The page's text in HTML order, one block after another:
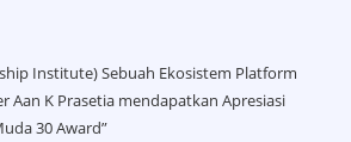
Institute) Sebuah Ekosistem Platform
Aan K Prasetia mendapatkan Apresiasi
30 Award”